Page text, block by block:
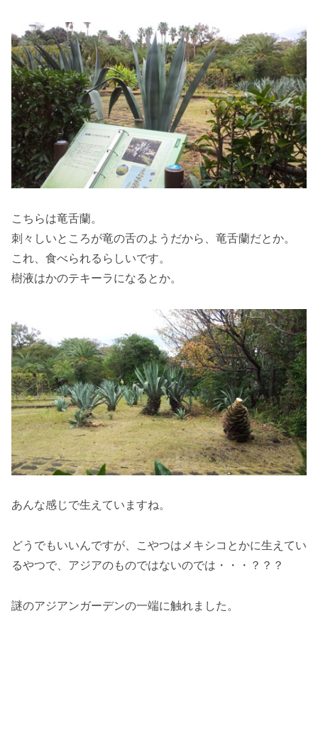
こちらは竜舌蘭。
刺々しいところが竜の舌のようだから、竜舌蘭だとか。
これ、食べられるらしいです。
樹液はかのテキーラになるとか。
あんな感じで生えていますね。
どうでもいいんですが、こやつはメキシコとかに生えてい
るやつで、アジアのものではないのでは・・・？？？
謎のアジアンガーデンの一端に触れました。